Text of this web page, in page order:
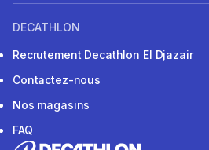
DECATHLON
Recrutement Decathlon El Djazair
Contactez-nous
Nos magasins
FAQ